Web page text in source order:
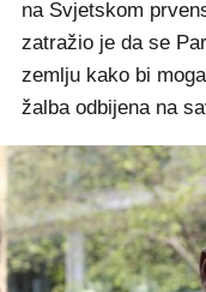
na Svjetskom
zatražio je da se
zemlju kako bi
žalba odbijena na